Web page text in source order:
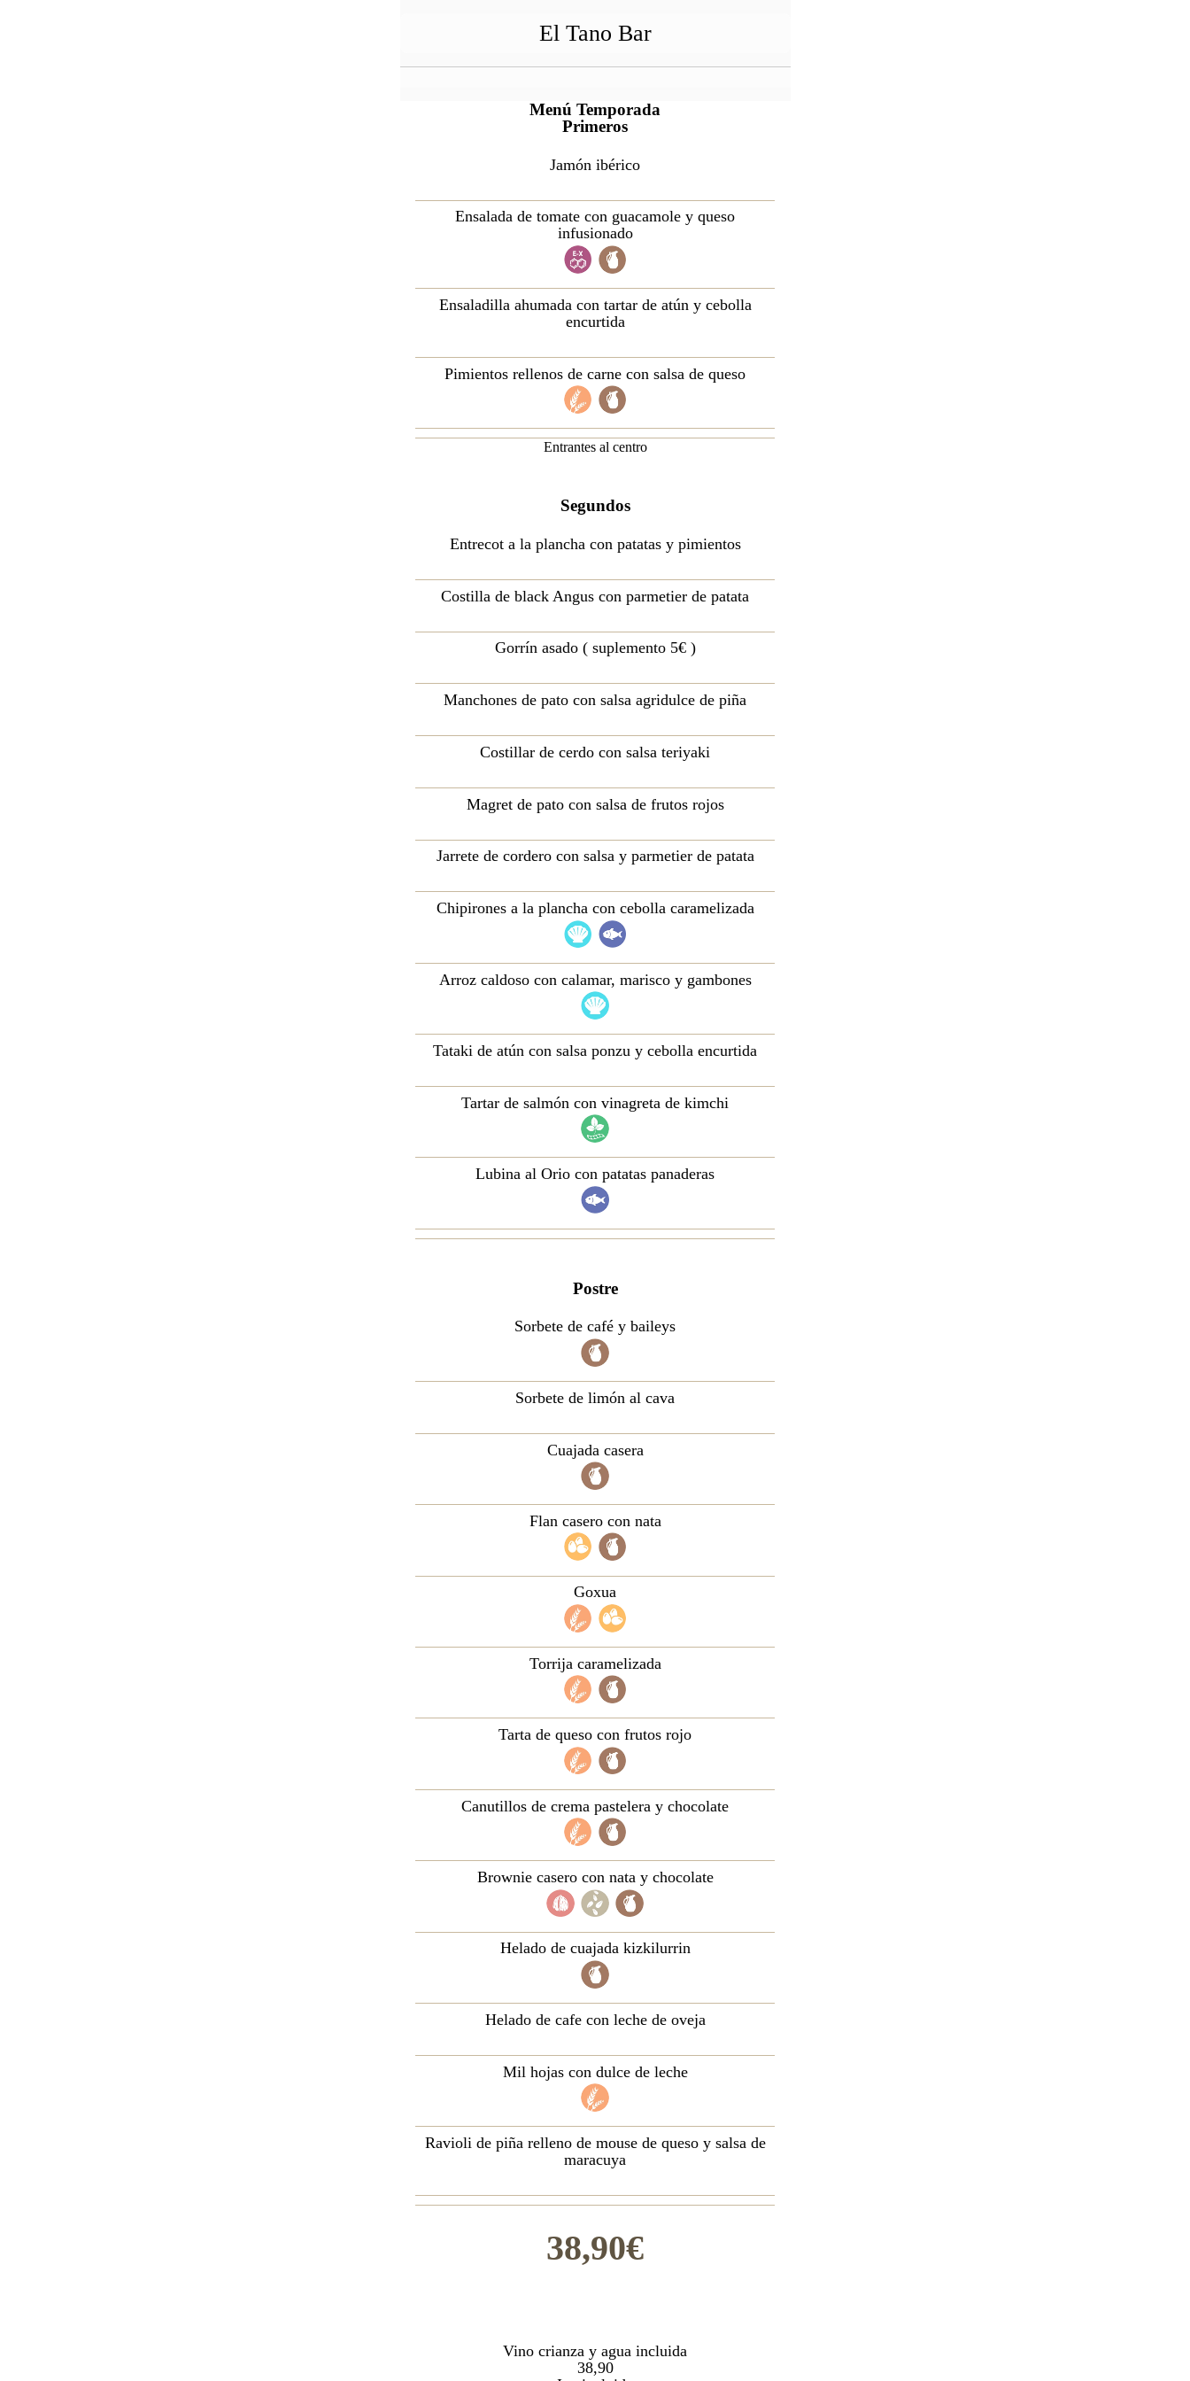
El Tano Bar
Menú Temporada
Primeros
Jamón ibérico
Ensalada de tomate con guacamole y queso
infusionado
Ensaladilla ahumada con tartar de atún y cebolla
encurtida
Pimientos rellenos de carne con salsa de queso
Entrantes al centro
Segundos
Entrecot a la plancha con patatas y pimientos
Costilla de black Angus con parmetier de patata
Gorrín asado ( suplemento 5€ )
Manchones de pato con salsa agridulce de piña
Costillar de cerdo con salsa teriyaki
Magret de pato con salsa de frutos rojos
Jarrete de cordero con salsa y parmetier de patata
Chipirones a la plancha con cebolla caramelizada
Arroz caldoso con calamar, marisco y gambones
Tataki de atún con salsa ponzu y cebolla encurtida
Tartar de salmón con vinagreta de kimchi
Lubina al Orio con patatas panaderas
Postre
Sorbete de café y baileys
Sorbete de limón al cava
Cuajada casera
Flan casero con nata
Goxua
Torrija caramelizada
Tarta de queso con frutos rojo
Canutillos de crema pastelera y chocolate
Brownie casero con nata y chocolate
Helado de cuajada kizkilurrin
Helado de cafe con leche de oveja
Mil hojas con dulce de leche
Ravioli de piña relleno de mouse de queso y salsa de
maracuya
38,90€
Vino crianza y agua incluida
38,90